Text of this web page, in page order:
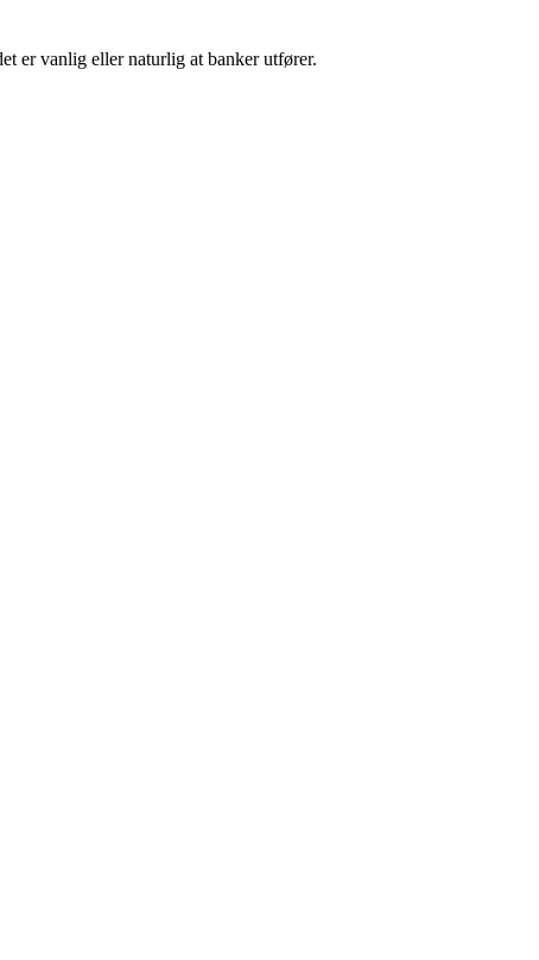
er vanlig eller naturlig at banker utfører.